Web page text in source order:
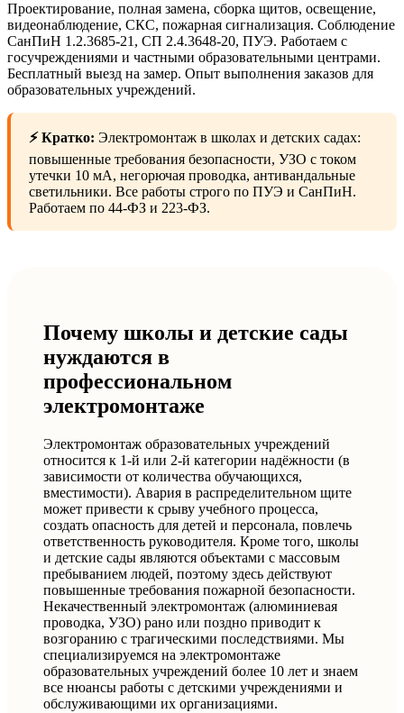
Проектирование, полная замена, сборка щитов, освещение,
видеонаблюдение, СКС, пожарная сигнализация. Соблюдение
СанПиН 1.2.3685-21, СП 2.4.3648-20, ПУЭ. Работаем с
госучреждениями и частными образовательными центрами.
Бесплатный выезд на замер. Опыт выполнения заказов для
образовательных учреждений.
⚡ Кратко: Электромонтаж в школах и детских садах:
повышенные требования безопасности, УЗО с током
утечки 10 мА, негорючая проводка, антивандальные
светильники. Все работы строго по ПУЭ и СанПиН.
Работаем по 44-ФЗ и 223-ФЗ.
Почему школы и детские сады
нуждаются в
профессиональном
электромонтаже
Электромонтаж образовательных учреждений
относится к 1-й или 2-й категории надёжности (в
зависимости от количества обучающихся,
вместимости). Авария в распределительном щите
может привести к срыву учебного процесса,
создать опасность для детей и персонала, повлечь
ответственность руководителя. Кроме того, школы
и детские сады являются объектами с массовым
пребыванием людей, поэтому здесь действуют
повышенные требования пожарной безопасности.
Некачественный электромонтаж (алюминиевая
проводка, УЗО) рано или поздно приводит к
возгоранию с трагическими последствиями. Мы
специализируемся на электромонтаже
образовательных учреждений более 10 лет и знаем
все нюансы работы с детскими учреждениями и
обслуживающими их организациями.